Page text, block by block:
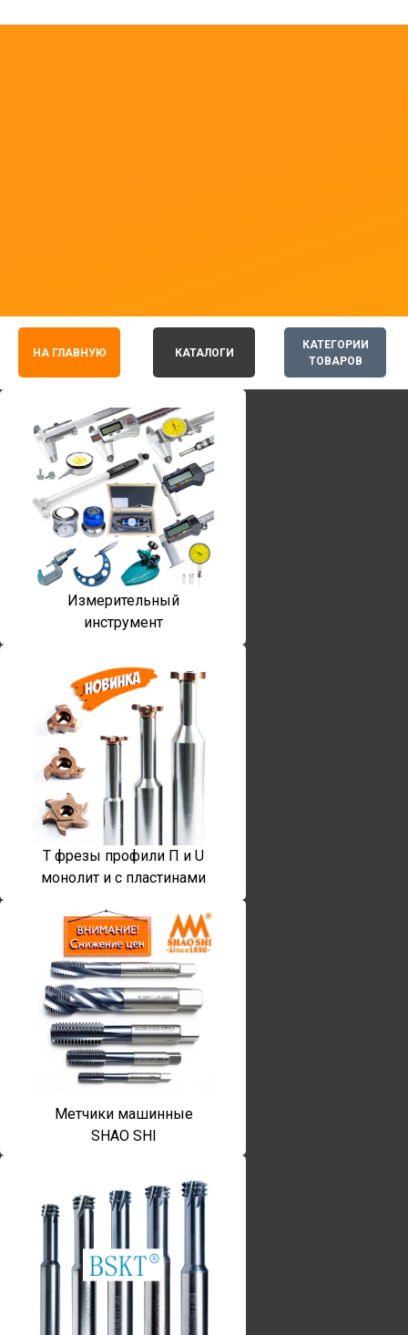
КАТЕГОРИИ
ТОВАРОВ
НА ГЛАВНУЮ КАТАЛОГИ
Измерительный
инструмент
T фрезы профили П и U
монолит и с пластинами
Метчики машинные
SHAO SHI